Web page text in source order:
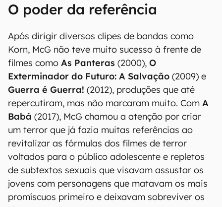
O poder da referência
Após dirigir diversos clipes de bandas como
Korn, McG não teve muito sucesso à frente de
filmes como As Panteras (2000), O
Exterminador do Futuro: A Salvação (2009) e
Guerra é Guerra! (2012), produções que até
repercutiram, mas não marcaram muito. Com A
Babá (2017), McG chamou a atenção por criar
um terror que já fazia muitas referências ao
revitalizar as fórmulas dos filmes de terror
voltados para o público adolescente e repletos
de subtextos sexuais que visavam assustar os
jovens com personagens que matavam os mais
promíscuos primeiro e deixavam sobreviver os